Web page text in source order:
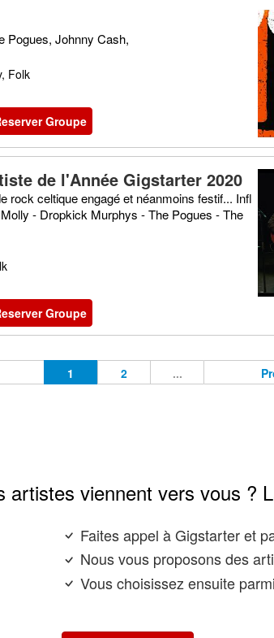
Pogues, Johnny Cash,
Folk
Groupe
de l'Année Gigstarter 2020
rock celtique engagé et néanmoins festif... Infl
- Dropkick Murphys - The Pogues - The
Groupe
1 2 ...
artistes viennent vers vous ?
Faites appel à Gigstarter et
Nous vous proposons des
Vous choisissez ensuite